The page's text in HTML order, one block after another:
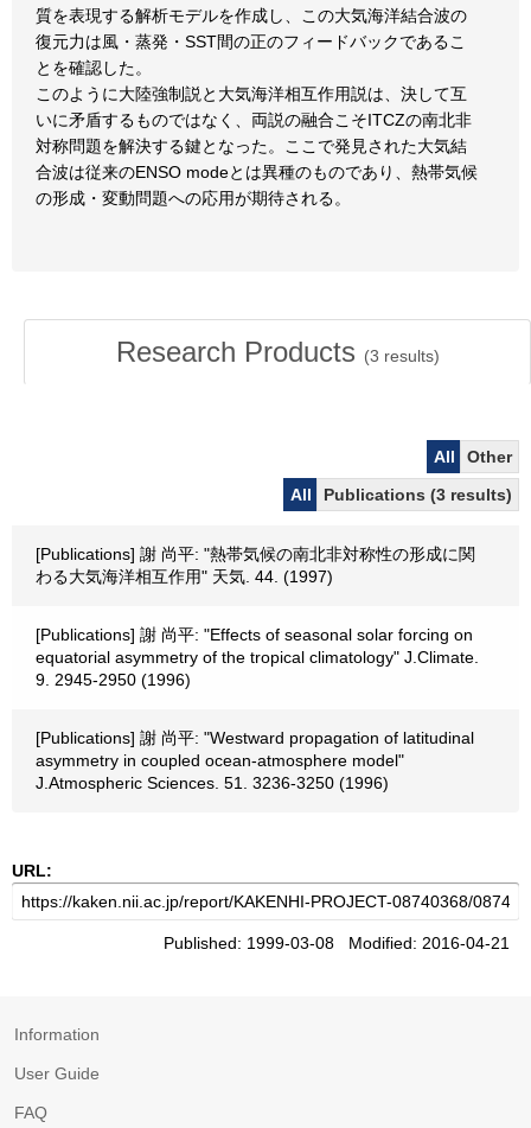
質を表現する解析モデルを作成し、この大気海洋結合波の
復元力は風・蒸発・SST間の正のフィードバックであるこ
とを確認した。
このように大陸強制説と大気海洋相互作用説は、決して互
いに矛盾するものではなく、両説の融合こそITCZの南北非
対称問題を解決する鍵となった。ここで発見された大気結
合波は従来のENSO modeとは異種のものであり、熱帯気候
の形成・変動問題への応用が期待される。
Research Products (3 results)
All
Other
All
Publications (3 results)
[Publications] 謝 尚平: "熱帯気候の南北非対称性の形成に関
わる大気海洋相互作用" 天気. 44. (1997)
[Publications] 謝 尚平: "Effects of seasonal solar forcing on
equatorial asymmetry of the tropical climatology" J.Climate.
9. 2945-2950 (1996)
[Publications] 謝 尚平: "Westward propagation of latitudinal
asymmetry in coupled ocean-atmosphere model"
J.Atmospheric Sciences. 51. 3236-3250 (1996)
URL:
Published: 1999-03-08 Modified: 2016-04-21
Information
User Guide
FAQ